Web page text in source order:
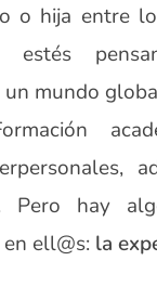
o hija entre
estés
mundo
Pero hay
ell@s: la